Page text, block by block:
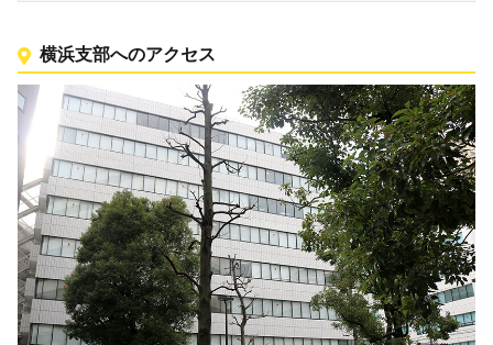
横浜支部へのアクセス